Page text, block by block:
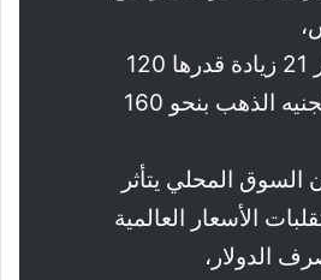
حيث سجل عيار 21 زيادة قدرها 120
جنيهًا، وارتفع الجنيه الذهب بنحو 160
السوق المحلي يتأثر
الأسعار العالمية
الدولار،